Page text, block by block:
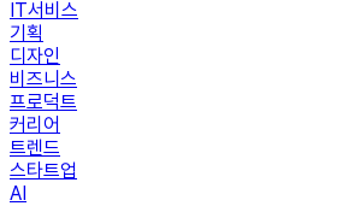
IT서비스
기획
디자인
비즈니스
프로덕트
커리어
트렌드
스타트업
AI